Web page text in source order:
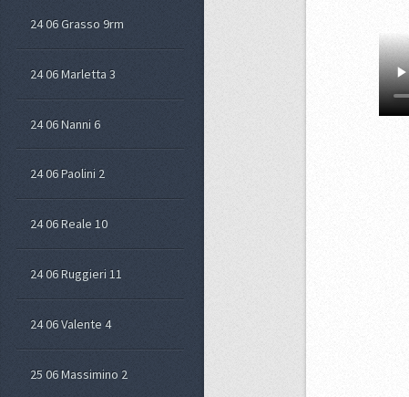
24 06 Grasso 9rm
24 06 Marletta 3
24 06 Nanni 6
24 06 Paolini 2
24 06 Reale 10
24 06 Ruggieri 11
24 06 Valente 4
25 06 Massimino 2